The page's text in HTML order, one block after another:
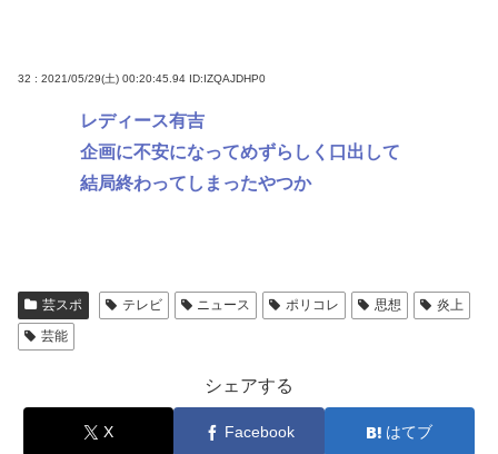
32 : 2021/05/29(土) 00:20:45.94 ID:IZQAJDHP0
レディース有吉
企画に不安になってめずらしく口出して
結局終わってしまったやつか
芸スポ テレビ ニュース ポリコレ 思想
炎上
芸能
シェアする
X Facebook はてブ